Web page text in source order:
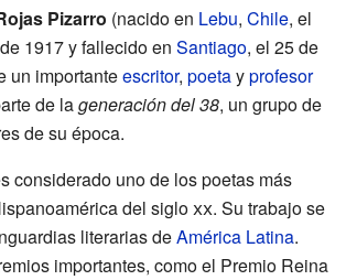
Pizarro (nacido en Lebu, Chile, el
1917 y fallecido en Santiago, el 25 de
un importanteescritor, poetayprofesor
de lageneración del 38, un grupo de
de su época.
considerado uno de los poetas más
del sigloxx. Su trabajo se
literarias deAmérica Latina.
importantes, como el Premio Reina